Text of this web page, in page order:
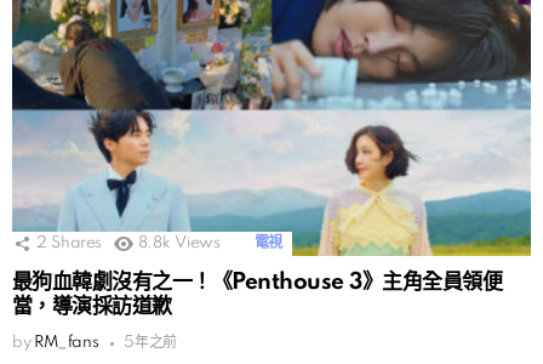
2 Shares 8.8k Views 電視
最狗血韓劇沒有之一！《Penthouse 3》主角全員領便
當，導演採訪道歉
by RM_fans 5年之前